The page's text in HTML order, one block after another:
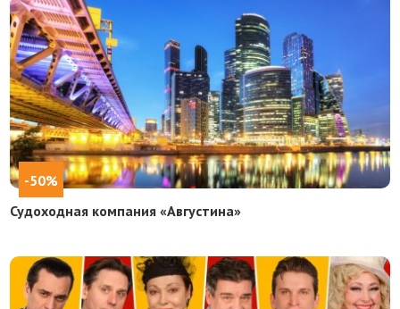
-50%
Судоходная компания «Августина»